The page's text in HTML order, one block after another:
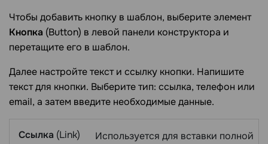
Чтобы добавить кнопку в шаблон, выберите элемент
Кнопка (Button) в левой панели конструктора и
перетащите его в шаблон.
Далее настройте текст и ссылку кнопки. Напишите
текст для кнопки. Выберите тип: ссылка, телефон или
email, а затем введите необходимые данные.
Ссылка (Link)
Используется для вставки полной